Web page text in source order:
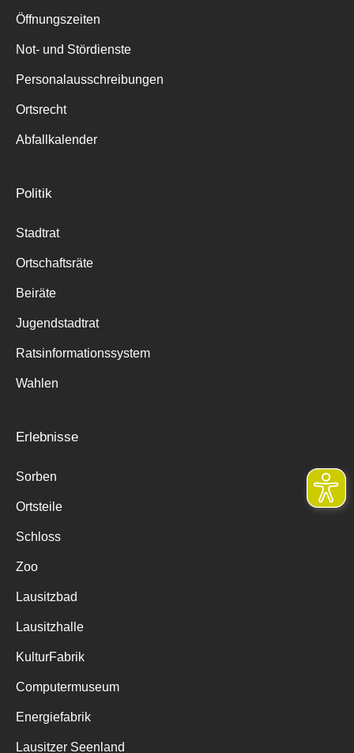
Öffnungszeiten
Not- und Stördienste
Personalausschreibungen
Ortsrecht
Abfallkalender
Politik
Stadtrat
Ortschaftsräte
Beiräte
Jugendstadtrat
Ratsinformationssystem
Wahlen
Erlebnisse
Sorben
Ortsteile
Schloss
Zoo
Lausitzbad
Lausitzhalle
KulturFabrik
Computermuseum
Energiefabrik
Lausitzer Seenland